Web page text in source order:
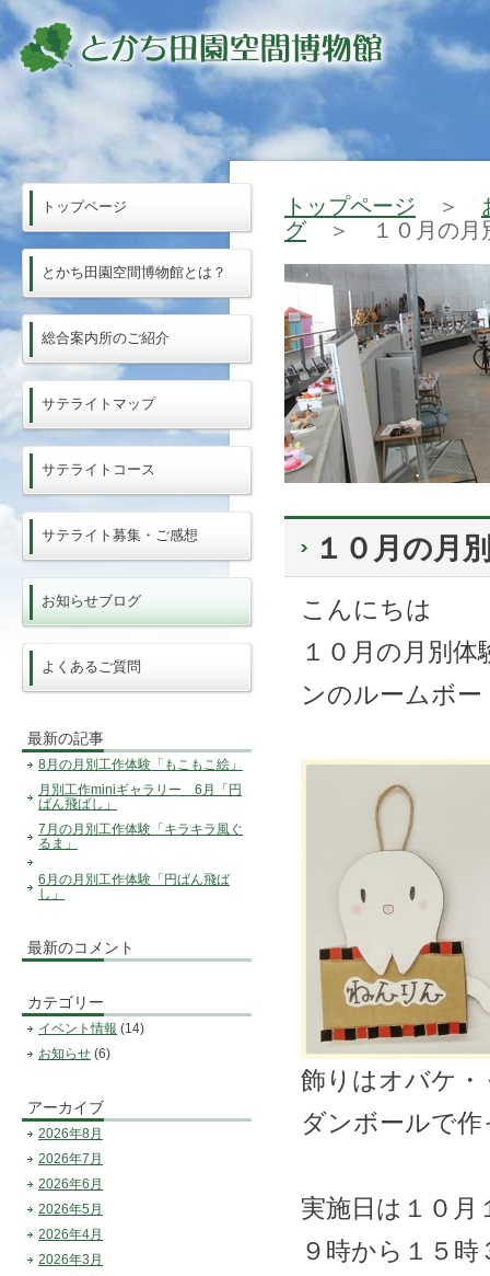
トップページ ＞
グ＞ １０月の月
１０月の月
こんにちは
１０月の月別
ンのルームボ
飾りはオバケ
ダンボールで
実施日は１０月
９時から１５
トップページ
とかち田園空間博物館とは？
総合案内所のご紹介
サテライトマップ
サテライトコース
サテライト募集・ご感想
お知らせブログ
よくあるご質問
最新の記事
8月の月別工作体験「もこもこ絵」
月別工作miniギャラリー 6月「円
ばん飛ばし」
7月の月別工作体験「キラキラ風ぐ
るま」
6月の月別工作体験「円ばん飛ば
し」
最新のコメント
カテゴリー
イベント情報 (14)
お知らせ (6)
アーカイブ
2026年8月
2026年7月
2026年6月
2026年5月
2026年4月
2026年3月